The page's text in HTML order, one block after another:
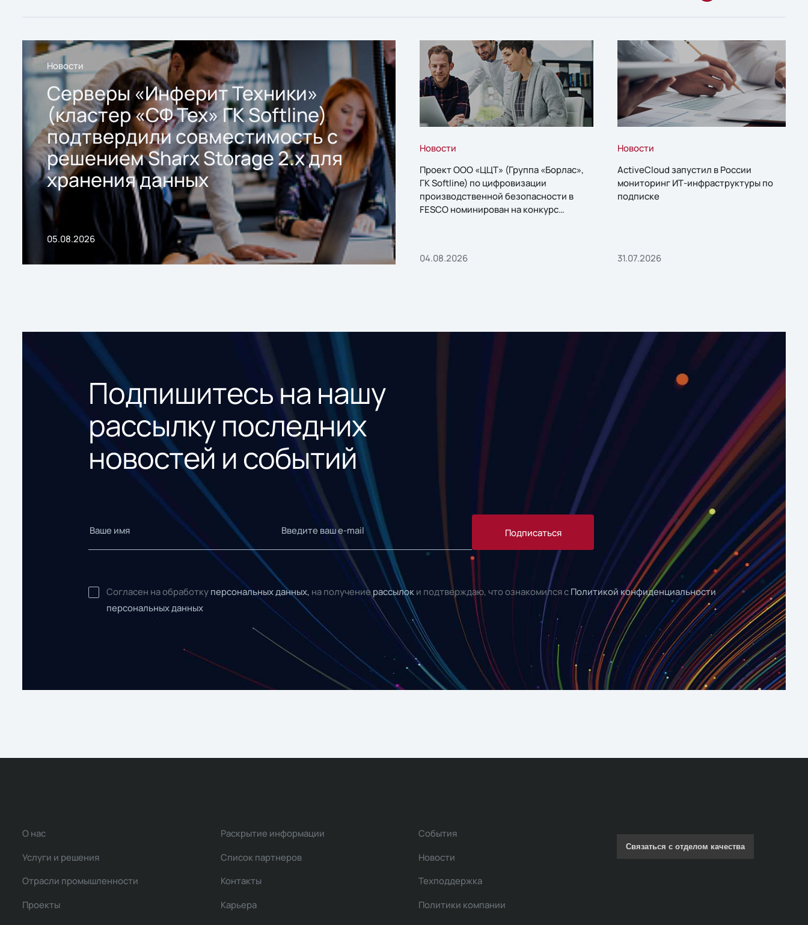
Новости
Серверы «Инферит Техники»
(кластер «СФ Тех» ГК Softline)
подтвердили совместимость с
решением Sharx Storage 2.x для
хранения данных
05.08.2026
Новости
Проект ООО «ЦЦТ» (Группа «Борлас»,
ГК Softline) по цифровизации
производственной безопасности в
FESCO номинирован на конкурс
04.08.2026
Новости
ActiveCloud запустил в России
мониторинг ИТ-инфраструктуры по
подписке
31.07.2026
Подпишитесь на нашу
рассылку последних
новостей и событий
Подписаться
Согласен на обработку персональных данных, на получениерассылок и подтверждаю, что ознакомился с Политикой конфиденциальности
персональных данных
О нас
Услуги и решения
Отрасли промышленности
Проекты
Раскрытие информации
Список партнеров
Контакты
Карьера
События
Новости
Техподдержка
Политики компании
Связаться с отделом качества